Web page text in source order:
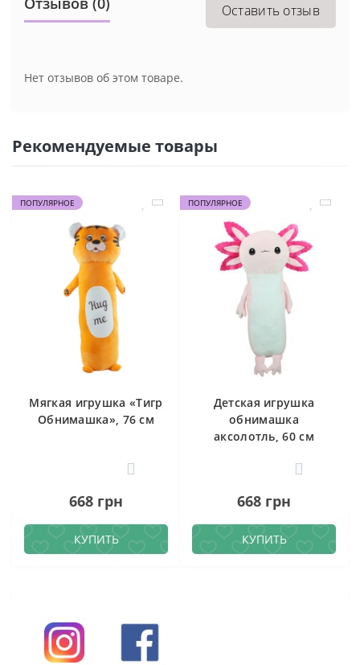
Оставить отзыв
Нет отзывов об этом товаре.
Рекомендуемые товары
ПОПУЛЯРНОЕ
Мягкая игрушка «Тигр
Обнимашка», 76 см
0
668 грн
КУПИТЬ
ПОПУЛЯРНОЕ
Детская игрушка
обнимашка
аксолотль, 60 см
0
668 грн
КУПИТЬ